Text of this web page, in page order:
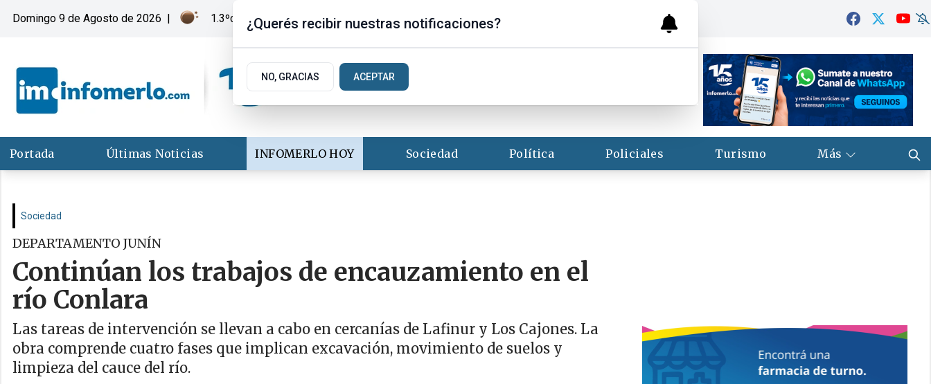
Domingo 9 de Agosto de 2026 | 1.3ºc | Merlo, San Luis
Portada Últimas Noticias INFOMERLO HOY Sociedad Política Policiales Turismo Más
Sociedad
DEPARTAMENTO JUNÍN
Continúan los trabajos de encauzamiento en el
río Conlara
Las tareas de intervención se llevan a cabo en cercanías de Lafinur y Los Cajones. La
obra comprende cuatro fases que implican excavación, movimiento de suelos y
limpieza del cauce del río.
¿Querés recibir nuestras notificaciones?
NO, GRACIAS ACEPTAR